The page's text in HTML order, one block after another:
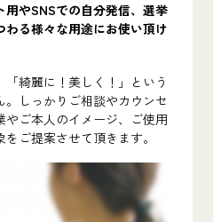
やSNSでの自分発信、選挙
る様々な用途にお使い頂け
綺麗に！美しく！」という
しっかりご相談やカウンセ
やご本人のイメージ、ご使用
ご提案させて頂きます。